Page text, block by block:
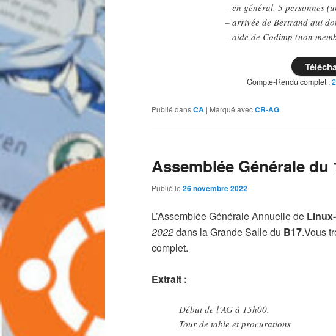
– en général, 5 personnes
– arrivée de Bertrand qui
– aide de Codimp (non
Compte-Rendu complet :
Publié dansCA | Marqué avecCR-AG
Assemblée Générale du
Publié le 26 novembre 2022
L’Assemblée Générale Annuelle de
2022dans la Grande Salle du B17.Vous
complet.
Extrait :
Début de l’AG à 15h00.
Tour de table et procurations